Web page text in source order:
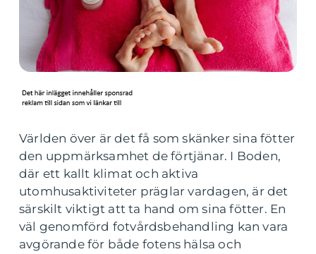
Världen över är det få som skänker sina fötter
den uppmärksamhet de förtjänar. I Boden,
där ett kallt klimat och aktiva
utomhusaktiviteter präglar vardagen, är det
särskilt viktigt att ta hand om sina fötter. En
väl genomförd fotvårdsbehandling kan vara
avgörande för både fotens hälsa och